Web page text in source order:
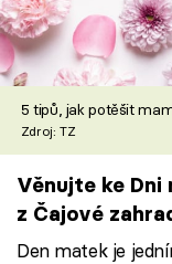
5 tipů, jak potěšit
Zdroj: TZ
Věnujte ke
z Čajové
Den matek je